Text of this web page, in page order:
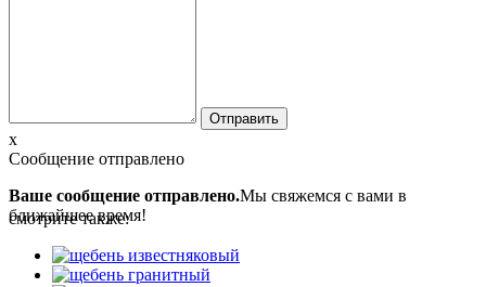
x
Сообщение отправлено
Ваше сообщение отправлено.Мы свяжемся с вами в
ближайшее время!
смотрите также: